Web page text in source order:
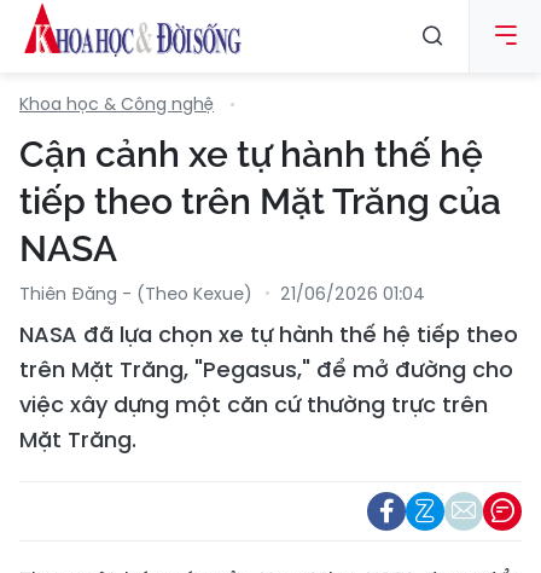
Khoa học & Công nghệ
Cận cảnh xe tự hành thế hệ
tiếp theo trên Mặt Trăng của
NASA
Thiên Đăng - (Theo Kexue) 21/06/2026 01:04
NASA đã lựa chọn xe tự hành thế hệ tiếp theo
trên Mặt Trăng, "Pegasus," để mở đường cho
việc xây dựng một căn cứ thường trực trên
Mặt Trăng.